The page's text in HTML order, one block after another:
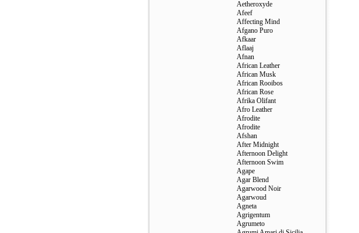
Aetheroxyde
Afeef
Affecting Mind
Afgano Puro
Afkaar
Aflaaj
Afnan
African Leather
African Musk
African Rooibos
African Rose
Afrika Olifant
Afro Leather
Afrodite
Afrodite
Afshan
After Midnight
Afternoon Delight
Afternoon Swim
Agape
Agar Blend
Agarwood Noir
Agarwoud
Agneta
Agrigentum
Agrumeto